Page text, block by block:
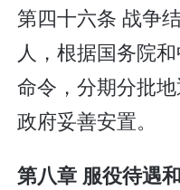
第四十六条 战争
人，根据国务院
命令，分期分批
政府妥善安置。
第八章 服役待遇